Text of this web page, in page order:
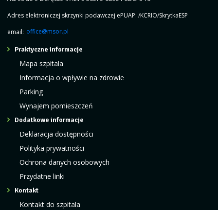
Adres elektroniczej skrzynki podawczej ePUAP: /KCRIO/SkrytkaESP
email: office@msor.pl
Praktyczne informacje
Mapa szpitala
Informacja o wpływie na zdrowie
Parking
Wynajem pomieszczeń
Dodatkowe informacje
Deklaracja dostępności
Polityka prywatności
Ochrona danych osobowych
Przydatne linki
Kontakt
Kontakt do szpitala